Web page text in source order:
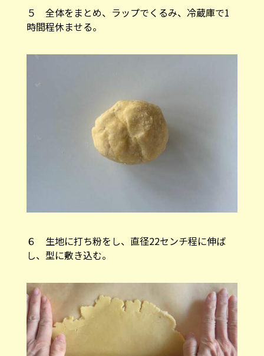
５ 全体をまとめ、ラップでくるみ、冷蔵庫で1
時間程休ませる。
６ 生地に打ち粉をし、直径22センチ程に伸ば
し、型に敷き込む。